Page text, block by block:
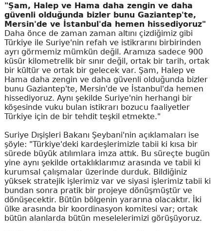
"Şam, Halep ve Hama daha zengin ve daha
güvenli olduğunda bizler bunu Gaziantep'te,
Mersin'de ve İstanbul'da hemen hissediyoruz"
Daha önce de zaman zaman altını çizdiğimiz gibi
Türkiye ile Suriye'nin refah ve istikrarını birbirinden
ayrı görmemiz mümkün değil. Aramıza sadece 900
küsür kilometrelik bir sınır değil, ortak bir tarih, ortak
bir kültür ve ortak bir gelecek var. Şam, Halep ve
Hama daha zengin ve daha güvenli olduğunda bizler
bunu Gaziantep'te, Mersin'de ve İstanbul'da hemen
hissediyoruz. Aynı şekilde Suriye'nin herhangi bir
köşesinde vuku bulan istikrarı bozucu faaliyetler
Türkiye için de bir tehdit teşkil etmekte."
Suriye Dışişleri Bakanı Şeybani'nin açıklamaları ise
şöyle: "Türkiye'deki kardeşlerimizle tabii ki kısa bir
sürede büyük atılımlara imza attık. Bu süreçte bugün
yine aynı şekilde ortaklıklarımız arasında ve tabii ki
kurumsal çalışmalar üzerinde durduk. Bildiğiniz
yüksek stratejik işlerimiz var ve siyasi işlerimiz tabii ki
bundan sonra pratik bir projeye dönüşmüştür ve
dönüşecektir. Bütün bölgenin yararına olacaktır. İki
ülke arasında bir koordinasyon komitesi var; ortak
bütün alanlarda bütün meselelerimizi görüşüyoruz.